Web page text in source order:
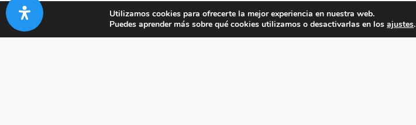
Utilizamos cookies para ofrecerte la mejor experiencia en nuestra web.
Puedes aprender más sobre qué cookies utilizamos o desactivarlas en losajustes.